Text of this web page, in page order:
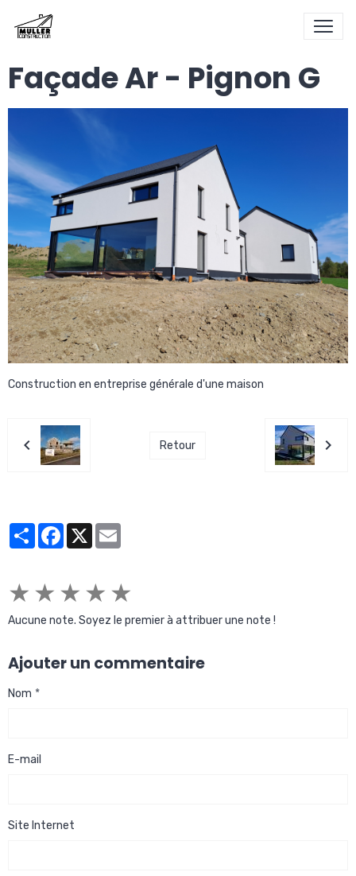
Façade Ar - Pignon G
Construction en entreprise générale d'une maison
Retour
PartagerFacebook
X
★ ★ ★ ★ ★
Aucune note. Soyez le premier à attribuer une note !
Ajouter un commentaire
Nom
E-mail
Site Internet